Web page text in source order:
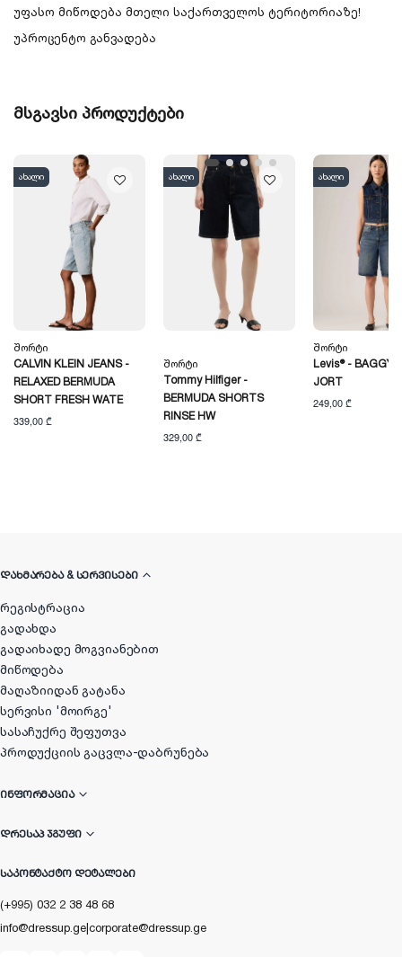
უფასო მიწოდება მთელი საქართველოს ტერიტორიაზე!
უპროცენტო განვადება
მსგავსი პროდუქტები
ახალი
Შორტი
CALVIN KLEIN JEANS -
RELAXED BERMUDA
SHORT FRESH WATE
339,00 ₾
ახალი
Შორტი
Tommy Hilfiger -
BERMUDA SHORTS
RINSE HW
329,00 ₾
ახალი
Შორტი
Levis® - BAGGY
JORT
249,00 ₾
ᲓᲐᲮᲛᲐᲠᲔᲑᲐ & ᲡᲔᲠᲕᲘᲡᲔᲑᲘ
რეგისტრაცია
გადახდა
გადაიხადე მოგვიანებით
მიწოდება
მაღაზიიდან გატანა
სერვისი 'მოირგე'
სასაჩუქრე შეფუთვა
პროდუქციის გაცვლა-დაბრუნება
ᲘᲜᲤᲝᲠᲛᲐᲪᲘᲐ
ᲓᲠᲔᲡᲐᲞ ᲯᲒᲣᲤᲘ
ᲡᲐᲙᲝᲜᲢᲐᲥᲢᲝ ᲓᲔᲢᲐᲚᲔᲑᲘ
(+995) 032 2 38 48 68
info@dressup.ge|corporate@dressup.ge